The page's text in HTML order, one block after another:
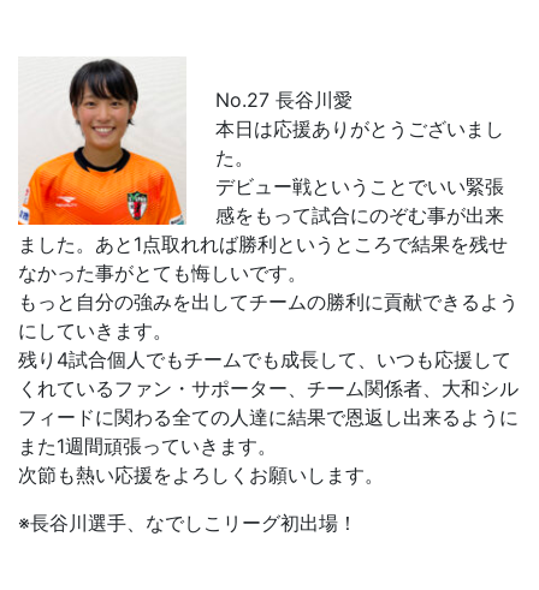
No.27 長谷川愛
本日は応援ありがとうございまし
た。
デビュー戦ということでいい緊張
感をもって試合にのぞむ事が出来
ました。あと1点取れれば勝利というところで結果を残せ
なかった事がとても悔しいです。
もっと自分の強みを出してチームの勝利に貢献できるよう
にしていきます。
残り4試合個人でもチームでも成長して、いつも応援して
くれているファン・サポーター、チーム関係者、大和シル
フィードに関わる全ての人達に結果で恩返し出来るように
また1週間頑張っていきます。
次節も熱い応援をよろしくお願いします。
※長谷川選手、なでしこリーグ初出場！